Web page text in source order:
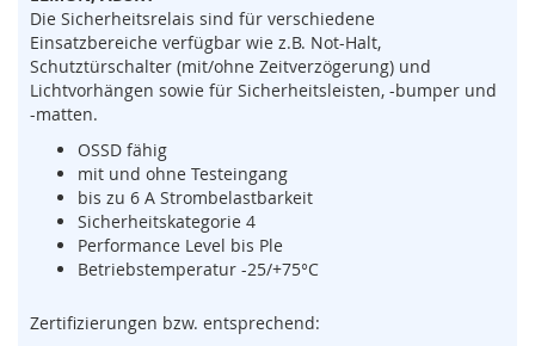
s
o
r
i
k
(
M
m
Die Sicherheitsrelais sind für verschiedene
Einsatzbereiche verfügbar wie z.B. Not-Halt,
Schutztürschalter (mit/ohne Zeitverzögerung) und
Lichtvorhängen sowie für Sicherheitsleisten, -bumper und
-matten.
OSSD fähig
mit und ohne Testeingang
bis zu 6 A Strombelastbarkeit
Sicherheitskategorie 4
Performance Level bis Ple
Betriebstemperatur -25/+75°C
Zertifizierungen bzw. entsprechend: